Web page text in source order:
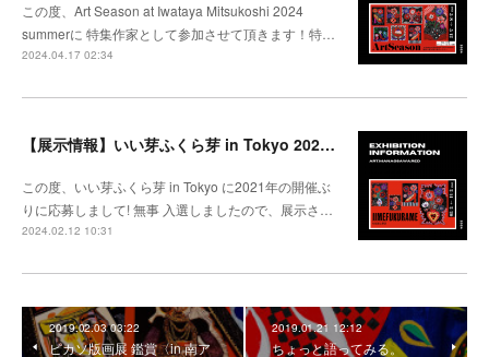
この度、Art Season at Iwataya Mitsukoshi 2024
summerに 特集作家として参加させて頂きます！特…
2024.04.17 02:34
【展示情報】いい芽ふくら芽 in Tokyo 2024 @松坂屋上野
この度、いい芽ふくら芽 in Tokyo に2021年の開催ぶ
りに応募しまして! 無事 入選しましたので、展示さ…
2024.02.12 10:31
2019.02.03 03:22
ピカソ版画展 鑑賞〈in 南ア
2019.01.21 12:12
ちょっと語ってみる。